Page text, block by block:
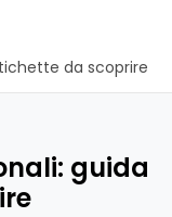
da scoprire
guida